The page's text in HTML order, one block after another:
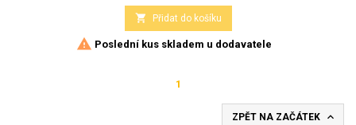
 Přidat do košíku
 Poslední kus skladem u dodavatele
1
ZPĚT NA ZAČÁTEK 